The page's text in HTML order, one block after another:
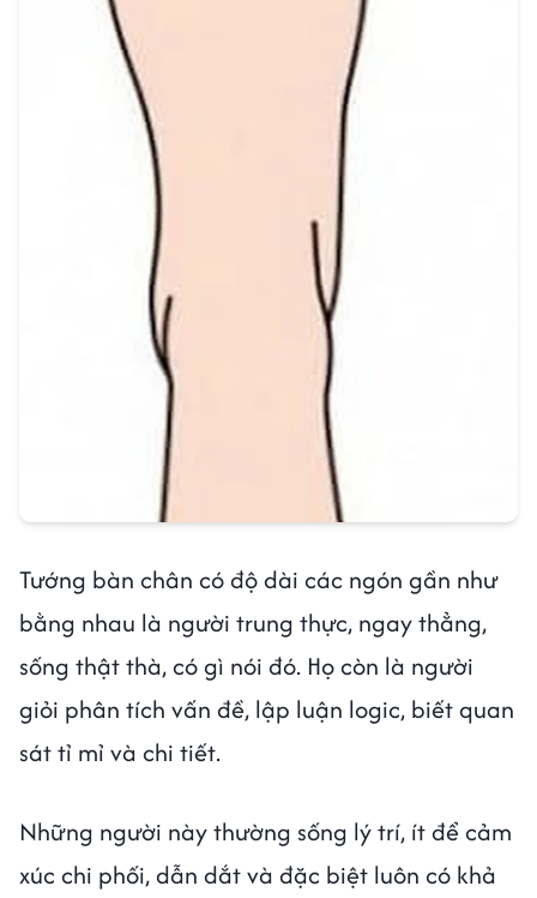
Tướng bàn chân có độ dài các ngón gần như
bằng nhau là người trung thực, ngay thẳng,
sống thật thà, có gì nói đó. Họ còn là người
giỏi phân tích vấn đề, lập luận logic, biết quan
sát tỉ mỉ và chi tiết.
Những người này thường sống lý trí, ít để cảm
xúc chi phối, dẫn dắt và đặc biệt luôn có khả